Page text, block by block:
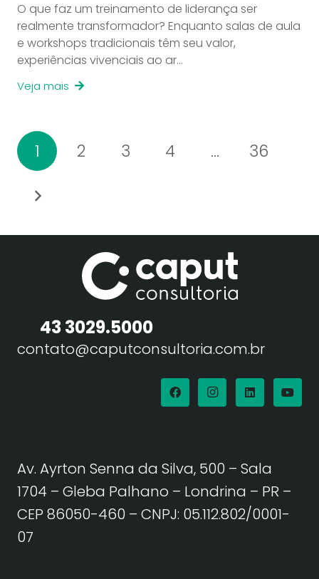
O que faz um treinamento de liderança ser
realmente transformador? Enquanto salas de aula
e workshops tradicionais têm seu valor,
experiências vivenciais ao ar…
Veja mais
1 2 3 4 … 36
43 3029.5000
contato@caputconsultoria.com.br
Av. Ayrton Senna da Silva, 500 – Sala
1704 – Gleba Palhano – Londrina – PR –
CEP 86050-460 – CNPJ: 05.112.802/0001-
07